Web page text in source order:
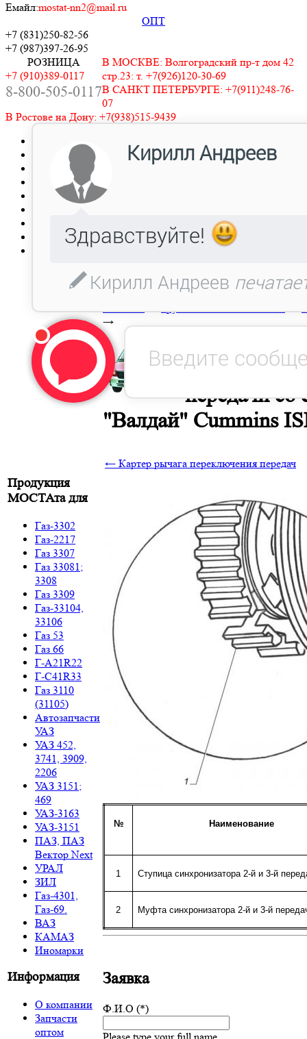
Емайл:mostat-nn2@mail.ru
ОПТ
+7 (831)250-82-56
+7 (987)397-26-95
РОЗНИЦА
+7 (910)389-0117
8-800-505-0117
В МОСКВЕ: Волгоградский пр-т дом 42
стр.23: т. +7(926)120-30-69
В САНКТ ПЕТЕРБУРГЕ: +7(911)248-76-
07
В Ростове на Дону: +7(938)515-9439
Прайс-лист
Автокаталог
Металлообработка, Литье чугуна и стали.
Доставка
Продукция
МОСТАта для
Газ-3302
Газ-2217
Газ 3307
Газ 33081;
3308
Газ 3309
Газ-33104,
33106
Газ 53
Газ 66
Г-A21R22
Г-C41R33
Газ 3110
(31105)
Автозапчасти
УАЗ
УАЗ 452,
3741, 3909,
2206
УАЗ 3151;
469
УАЗ-3163
УАЗ-3151
ПАЗ, ПАЗ
Вектор Next
УРАЛ
ЗИЛ
Газ-4301,
Газ-69.
ВАЗ
КАМАЗ
Иномарки
Информация
О компании
Запчасти
оптом
В начало→Грузовые автомобили ГАЗ→
→
Муфта
передачи со
"Валдай" Cummins
← Картер рычага переключения передач
№ Наименование
1 Ступица синхронизатора 2-й и 3-й
2 Муфта синхронизатора 2-й и 3-й
Заявка
Ф.И.О (*)